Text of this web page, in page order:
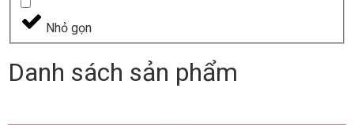
Nhỏ gọn
Danh sách sản phẩm